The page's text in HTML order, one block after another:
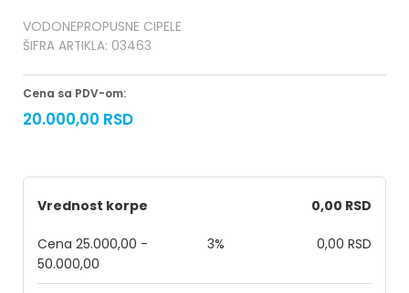
VODONEPROPUSNE CIPELE
ŠIFRA ARTIKLA: 03463
Cena sa PDV-om:
20.000,00 RSD
Vrednost korpe 0,00 RSD
Cena 25.000,00 -
50.000,00
3% 0,00 RSD